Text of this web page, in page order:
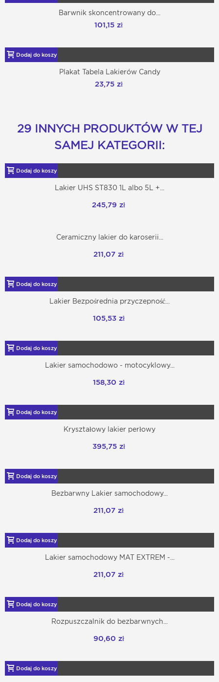
Barwnik skoncentrowany do...
101,15 zł
Dodaj do koszyka
Plakat Tabela Lakierów Candy
23,75 zł
29 INNYCH PRODUKTÓW W TEJ
SAMEJ KATEGORII:
Dodaj do koszyka
Lakier UHS ST830 1L albo 5L +...
245,79 zł
Ceramiczny lakier do karoserii...
211,07 zł
Dodaj do koszyka
Lakier Bezpośrednia przyczepność...
105,53 zł
Dodaj do koszyka
Lakier samochodowo - motocyklowy...
158,30 zł
Dodaj do koszyka
Kryształowy lakier perłowy
395,75 zł
Dodaj do koszyka
Bezbarwny Lakier samochodowy...
211,07 zł
Dodaj do koszyka
Lakier samochodowy MAT EXTREM -...
211,07 zł
Dodaj do koszyka
Rozpuszczalnik do bezbarwnych...
90,60 zł
Dodaj do koszyka